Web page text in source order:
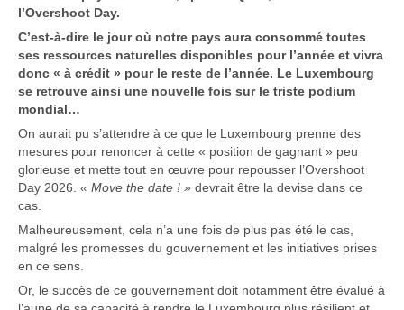
l’Overshoot Day.
C’est-à-dire le jour où notre pays aura consommé toutes
ses ressources naturelles disponibles pour l’année et vivra
donc « à crédit » pour le reste de l’année. Le Luxembourg
se retrouve ainsi une nouvelle fois sur le triste podium
mondial…
On aurait pu s’attendre à ce que le Luxembourg prenne des
mesures pour renoncer à cette « position de gagnant » peu
glorieuse et mette tout en œuvre pour repousser l’Overshoot
Day 2026. « Move the date ! » devrait être la devise dans ce
cas.
Malheureusement, cela n’a une fois de plus pas été le cas,
malgré les promesses du gouvernement et les initiatives prises
en ce sens.
Or, le succès de ce gouvernement doit notamment être évalué à